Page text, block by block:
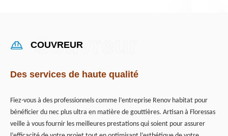
COUVREUR
Des services de haute qualité
Fiez-vous à des professionnels comme l’entreprise Renov habitat pour
bénéficier du nec plus ultra en matière de gouttières. Artisan à Floressas
veille à vous fournir les meilleures prestations qui soient pour assurer